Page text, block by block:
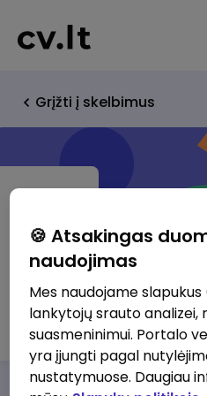
Grįžti į skelbimus
UAB "Transmitto"
http://www.transmitto.lt
🍪 Atsakingas
naudojimas
Mes naudojame
lankytojų srauto analizei,
suasmeninimui. Portalo
yra įjungti pagal
nustatymuose. Daugiau